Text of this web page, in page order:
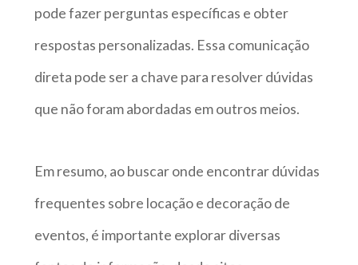
pode fazer perguntas específicas e obter
respostas personalizadas. Essa comunicação
direta pode ser a chave para resolver dúvidas
que não foram abordadas em outros meios.
Em resumo, ao buscar onde encontrar dúvidas
frequentes sobre locação e decoração de
eventos, é importante explorar diversas